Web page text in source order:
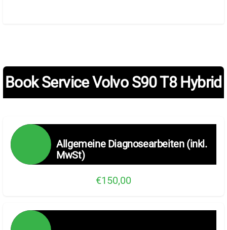
Book Service Volvo S90 T8 Hybrid
Allgemeine Diagnosearbeiten (inkl.
MwSt)
€150,00